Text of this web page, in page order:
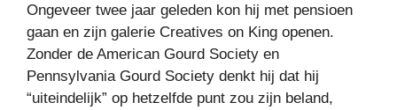
Ongeveer twee jaar geleden kon hij met pensioen
gaan en zijn galerie Creatives on King openen.
Zonder de American Gourd Society en
Pennsylvania Gourd Society denkt hij dat hij
“uiteindelijk” op hetzelfde punt zou zijn beland,